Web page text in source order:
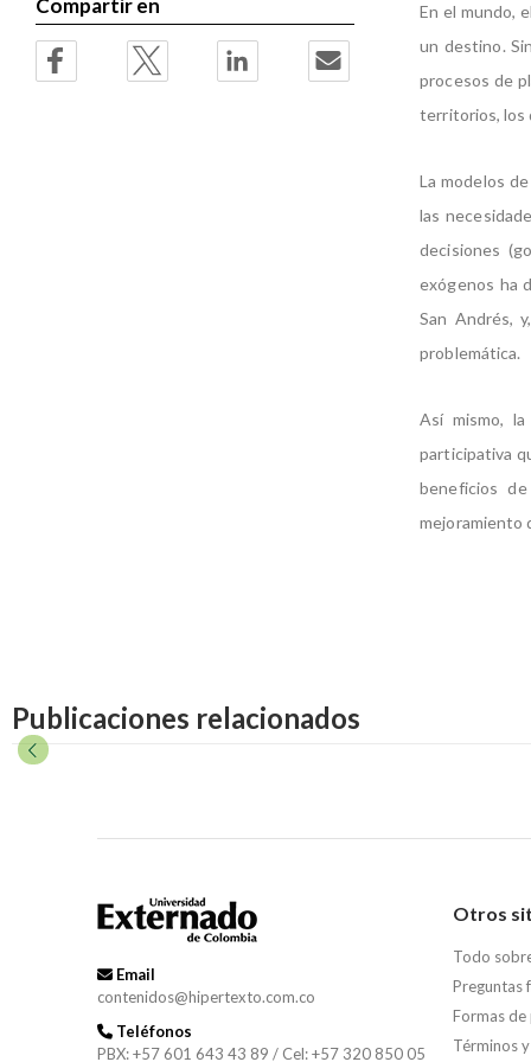
En el mundo,
un destino.
procesos de
territorios, los
La modelos
las
decisiones
exógenos ha
San Andrés,
problemática.
Así mismo,
participativa
beneficios
mejoramiento
Compartir en
Publicaciones relacionados
Email
contenidos@hipertexto.com.co
Teléfonos
PBX: +57 601 643 43 89 / Cel: +57 320 850 05
Otros
Todo
Preguntas
Formas de
Términos